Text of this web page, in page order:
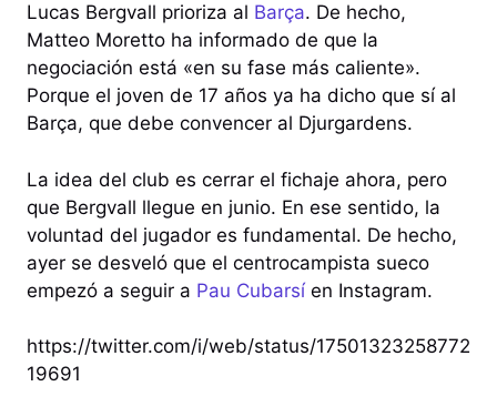
Lucas Bergvall prioriza al Barça. De hecho,
Matteo Moretto ha informado de que la
negociación está «en su fase más caliente».
Porque el joven de 17 años ya ha dicho que sí al
Barça, que debe convencer al Djurgardens.
La idea del club es cerrar el fichaje ahora, pero
que Bergvall llegue en junio. En ese sentido, la
voluntad del jugador es fundamental. De hecho,
ayer se desveló que el centrocampista sueco
empezó a seguir a Pau Cubarsíen Instagram.
https://twitter.com/i/web/status/17501323258772
19691